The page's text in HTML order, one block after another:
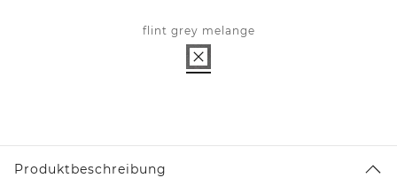
flint grey melange
Produktbeschreibung